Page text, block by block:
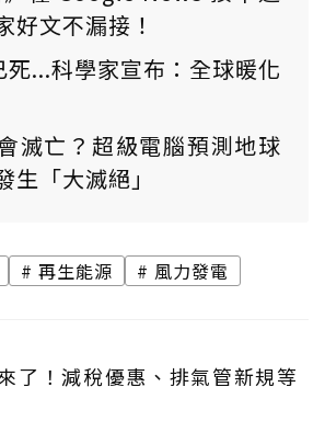
好文不漏接！
死...科學家宣布：全球暖化
滅亡？超級電腦預測地球
生「大滅絕」
再生能源 風力發電
了！減稅優惠、排氣管新規等